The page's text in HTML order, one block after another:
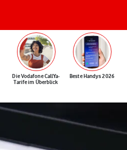
Die Vodafone CallYa-
Tarife im Überblick
Beste Handys 2026